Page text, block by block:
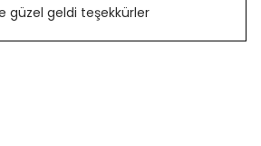
güzel geldi teşekkürler